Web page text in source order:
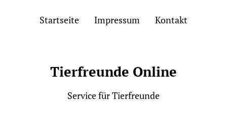
Startseite Impressum Kontakt
Tierfreunde Online
Service für Tierfreunde